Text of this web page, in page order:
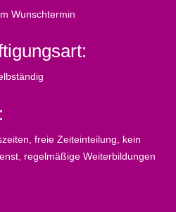
Wunschtermin
freie Zeiteinteilung, kein
regelmäßige Weiterbildungen